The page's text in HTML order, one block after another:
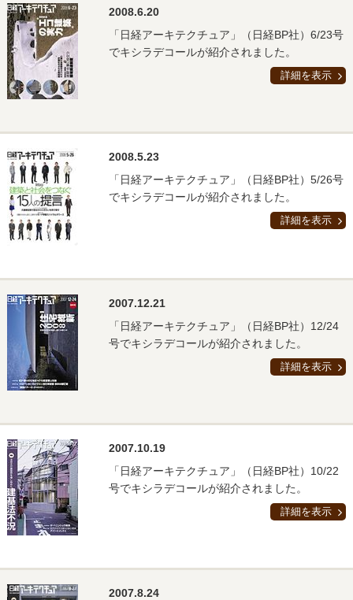
2008.6.20
「日経アーキテクチュア」（日経BP社）6/23号
でキシラデコールが紹介されました。
詳細を表示
2008.5.23
「日経アーキテクチュア」（日経BP社）5/26号
でキシラデコールが紹介されました。
詳細を表示
2007.12.21
「日経アーキテクチュア」（日経BP社）12/24
号でキシラデコールが紹介されました。
詳細を表示
2007.10.19
「日経アーキテクチュア」（日経BP社）10/22
号でキシラデコールが紹介されました。
詳細を表示
2007.8.24